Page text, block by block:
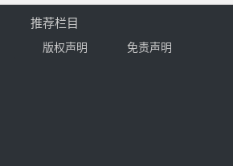
推荐栏目
版权声明 免责声明